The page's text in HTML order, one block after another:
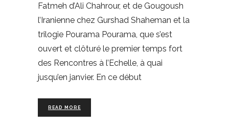
Fatmeh d’Ali Chahrour, et de Gougoush
l’Iranienne chez Gurshad Shaheman et la
trilogie Pourama Pourama, que s’est
ouvert et clôturé le premier temps fort
des Rencontres à l’Echelle, à quai
jusqu’en janvier. En ce début
READ MORE